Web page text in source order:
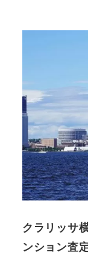
クラリッサ
ンション査